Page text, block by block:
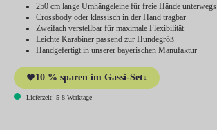
250 cm lange Umhängeleine für freie Hände unterwegs
Crossbody oder klassisch in der Hand tragbar
Zweifach verstellbar für maximale Flexibilität
Leichte Karabiner passend zur Hundegröß
Handgefertigt in unserer bayerischen Manufaktur
10 % sparen im Gassi-Set↓
Lieferzeit: 5-8 Werktage